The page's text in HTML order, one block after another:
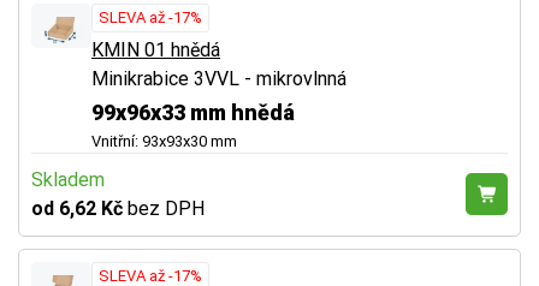
SLEVA až -17%
KMIN 01 hnědá
Minikrabice 3VVL - mikrovlnná
99x96x33 mm hnědá
Vnitřní: 93x93x30 mm
Skladem
od 6,62 Kč bez DPH
SLEVA až -17%